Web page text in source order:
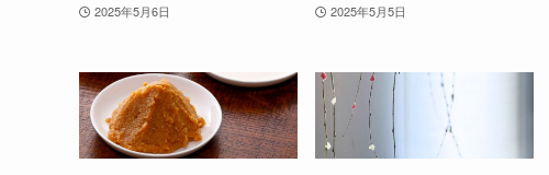
2025年5月6日 2025年5月5日